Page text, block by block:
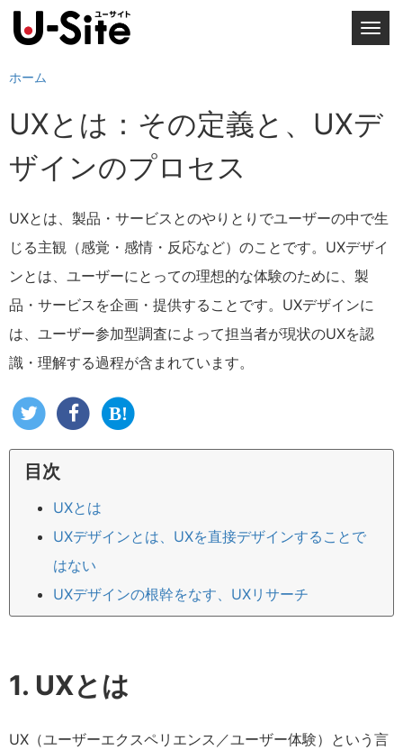
T
l
i
g
i
o
ホーム
UXとは：その定義と、UXデ
ザインのプロセス
UXとは、製品・サービスとのやりとりでユーザーの中で生
じる主観（感覚・感情・反応など）のことです。UXデザイ
ンとは、ユーザーにとっての理想的な体験のために、製
品・サービスを企画・提供することです。UXデザインに
は、ユーザー参加型調査によって担当者が現状のUXを認
識・理解する過程が含まれています。
目次
UXとは
UXデザインとは、UXを直接デザインすることで
はない
UXデザインの根幹をなす、UXリサーチ
1. UXとは
UX（ユーザーエクスペリエンス／ユーザー体験）という言